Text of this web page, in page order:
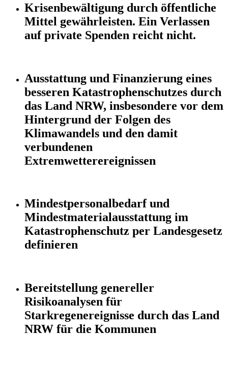
Krisenbewältigung durch öffentliche
Mittel gewährleisten. Ein Verlassen
auf private Spenden reicht nicht.
Ausstattung und Finanzierung eines
besseren Katastrophenschutzes durch
das Land NRW, insbesondere vor dem
Hintergrund der Folgen des
Klimawandels und den damit
verbundenen
Extremwetterereignissen
Mindestpersonalbedarf und
Mindestmaterialausstattung im
Katastrophenschutz per Landesgesetz
definieren
Bereitstellung genereller
Risikoanalysen für
Starkregenereignisse durch das Land
NRW für die Kommunen